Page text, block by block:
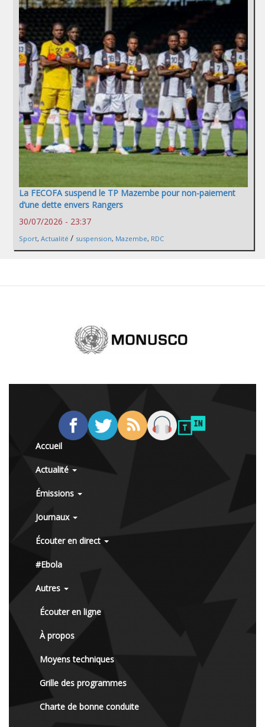
La FECOFA suspend le TP Mazembe pour non-paiement
d’une dette envers Rangers
30/07/2026 - 23:37
Sport, Actualité / suspension, Mazembe, RDC
Accueil
Actualité
Émissions
Journaux
Écouter en direct
#Ebola
Autres
Écouter en ligne
À propos
Moyens techniques
Grille des programmes
Charte de bonne conduite